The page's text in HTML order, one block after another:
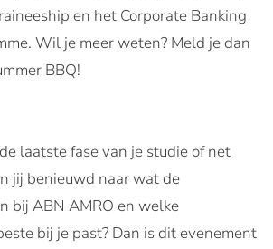
en het Corporate Banking
Wil je meer weten? Meld je dan
BBQ!
laatste fase van je studie of net
jij benieuwd naar wat de
bij ABN AMRO en welke
bij je past? Dan is dit evenement